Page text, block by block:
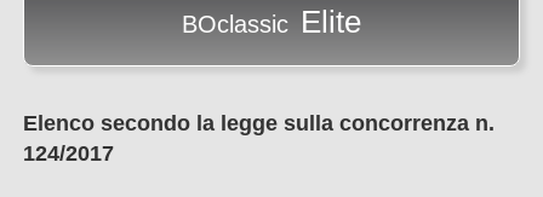
BOclassic Elite
Elenco secondo la legge sulla concorrenza n.
124/2017